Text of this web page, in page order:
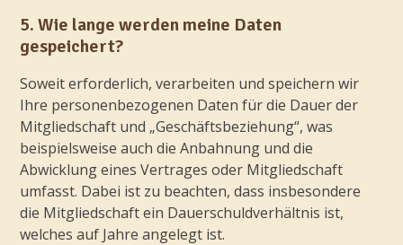
5. Wie lange werden meine Daten
gespeichert?
Soweit erforderlich, verarbeiten und speichern wir
Ihre personenbezogenen Daten für die Dauer der
Mitgliedschaft und „Geschäftsbeziehung“, was
beispielsweise auch die Anbahnung und die
Abwicklung eines Vertrages oder Mitgliedschaft
umfasst. Dabei ist zu beachten, dass insbesondere
die Mitgliedschaft ein Dauerschuldverhältnis ist,
welches auf Jahre angelegt ist.